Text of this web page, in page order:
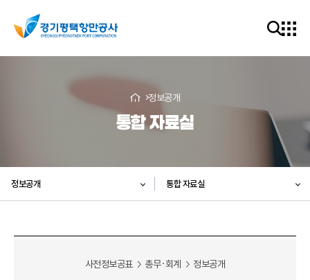
정보공개
통합 자료실
정보공개 통합 자료실
사전정보공표 총무·회계 정보공개